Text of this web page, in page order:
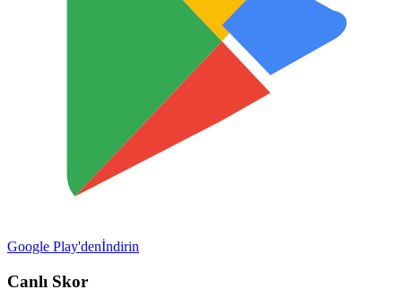
Google Play'denİndirin
Canlı Skor